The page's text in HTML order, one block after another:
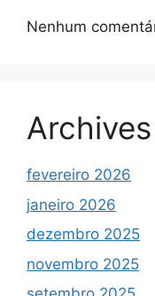
Nenhum
Archives
fevereiro 2026
janeiro 2026
dezembro 2025
novembro 2025